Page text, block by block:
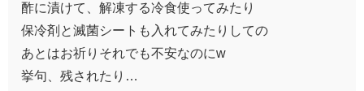
酢に漬けて、解凍する冷食使ってみたり
保冷剤と滅菌シートも入れてみたりしての
あとはお祈りそれでも不安なのにw
挙句、残されたり…